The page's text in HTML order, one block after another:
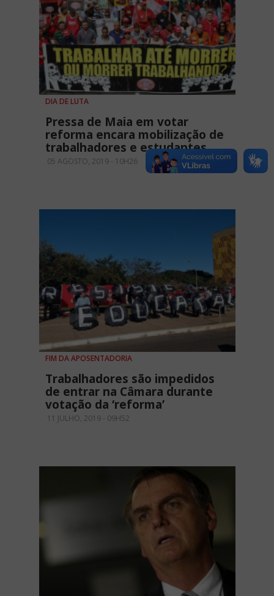
DIA DE LUTA
Pressa de Maia em votar
reforma encara mobilização de
trabalhadores e estudantes
05 AGOSTO, 2019 - 10H26
FIM DA APOSENTADORIA
Trabalhadores são impedidos
de entrar na Câmara durante
votação da ‘reforma’
11 JULHO, 2019 - 09H52